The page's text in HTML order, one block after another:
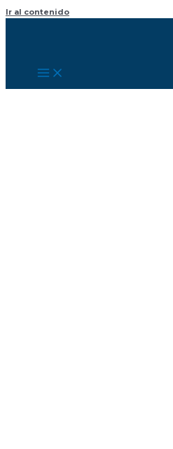
Ir al contenido